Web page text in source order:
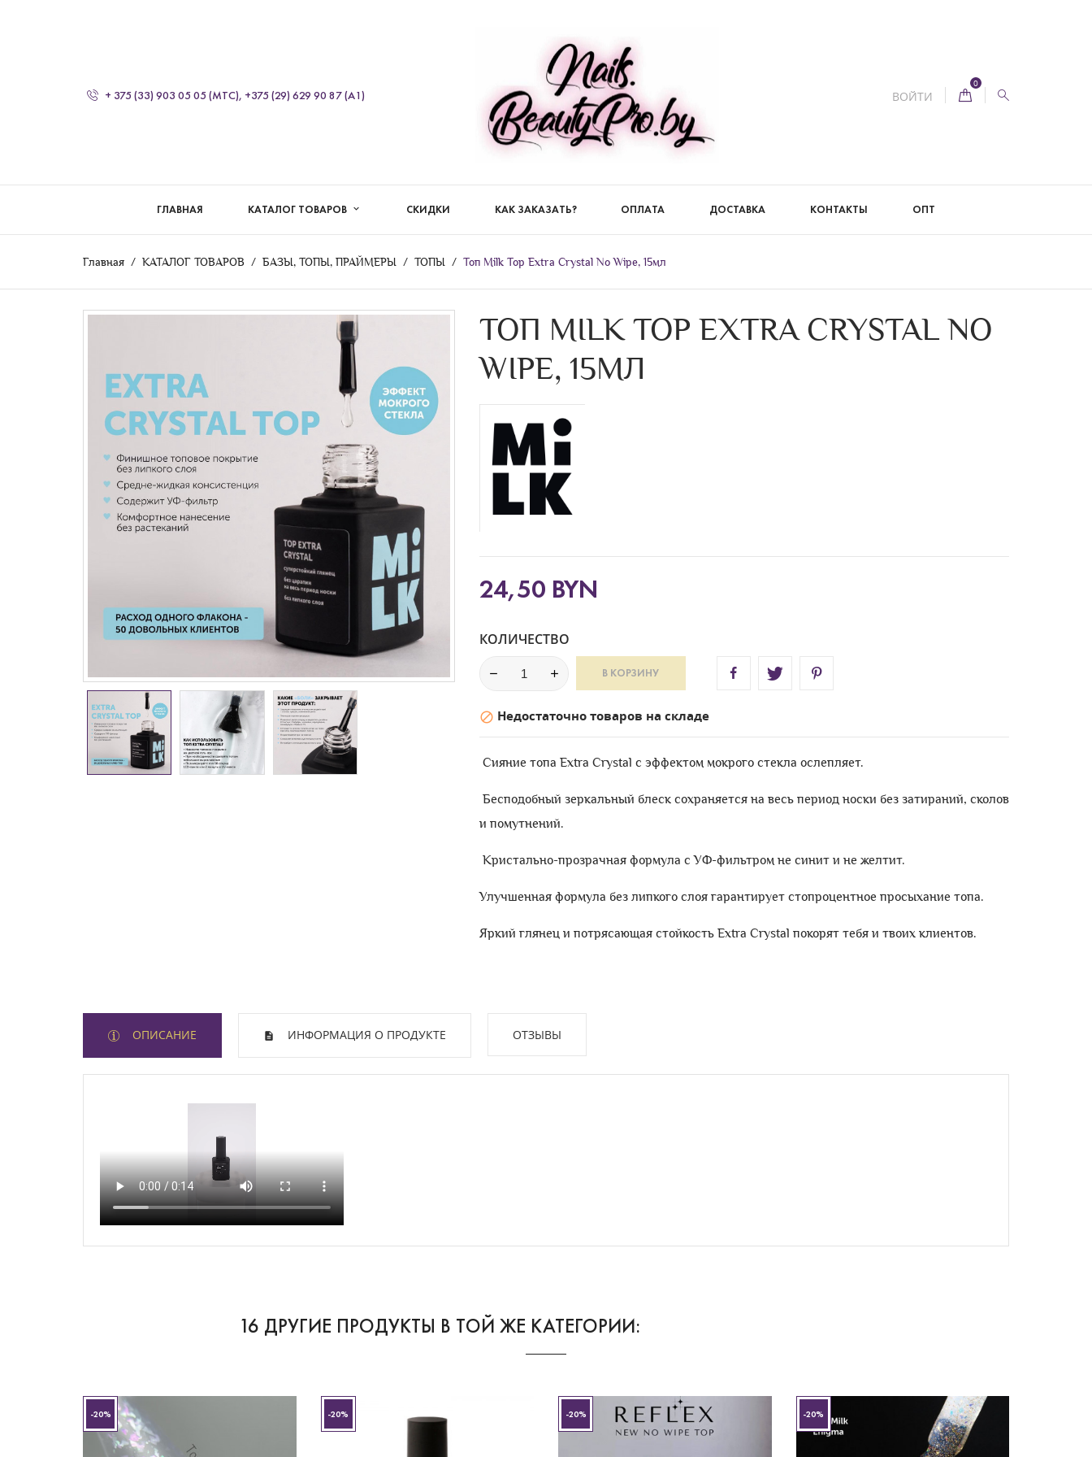
+ 375 (33) 903 05 05 (МТС), +375 (29) 629 90 87 (А1) ВОЙТИ
0
ГЛАВНАЯ КАТАЛОГ ТОВАРОВ СКИДКИ КАК ЗАКАЗАТЬ? ОПЛАТА ДОСТАВКА КОНТАКТЫ ОПТ
Главная КАТАЛОГ ТОВАРОВ БАЗЫ, ТОПЫ, ПРАЙМЕРЫ ТОПЫ Топ Milk Top Extra Crystal No Wipe, 15мл
ТОП MILK TOP EXTRA CRYSTAL NO
WIPE, 15МЛ
24,50 BYN
КОЛИЧЕСТВО
В КОРЗИНУ
 Недостаточно товаров на складе
Сияние топа Extra Crystal с эффектом мокрого стекла ослепляет.
Бесподобный зеркальный блеск сохраняется на весь период носки без затираний, сколов
и помутнений.
Кристально-прозрачная формула с УФ-фильтром не синит и не желтит.
Улучшенная формула без липкого слоя гарантирует стопроцентное просыхание топа.
Яркий глянец и потрясающая стойкость Extra Crystal покорят тебя и твоих клиентов.
ОПИСАНИЕ ИНФОРМАЦИЯ О ПРОДУКТЕ ОТЗЫВЫ
16 ДРУГИЕ ПРОДУКТЫ В ТОЙ ЖЕ КАТЕГОРИИ:
-20% -20% -20% -20%